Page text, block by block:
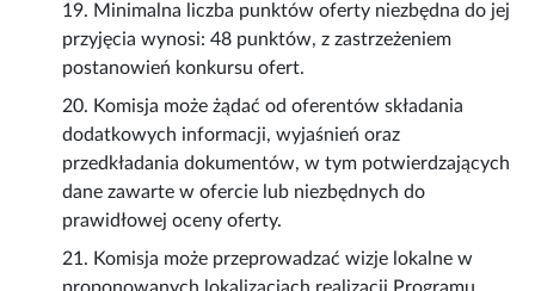
19. Minimalna liczba punktów oferty niezbędna do jej
przyjęcia wynosi: 48 punktów, z zastrzeżeniem
postanowień konkursu ofert.
20. Komisja może żądać od oferentów składania
dodatkowych informacji, wyjaśnień oraz
przedkładania dokumentów, w tym potwierdzających
dane zawarte w ofercie lub niezbędnych do
prawidłowej oceny oferty.
21. Komisja może przeprowadzać wizje lokalne w